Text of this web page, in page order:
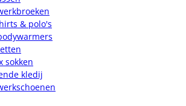
& polo's
sokken
kledij